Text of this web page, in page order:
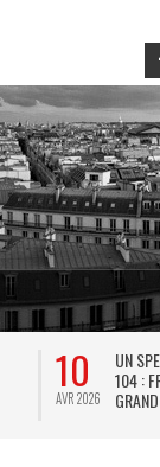
10
AVR 2026
UN
104 :